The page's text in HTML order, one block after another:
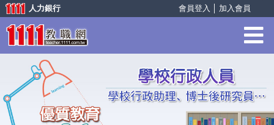
會員登入 加入會員
人力銀行